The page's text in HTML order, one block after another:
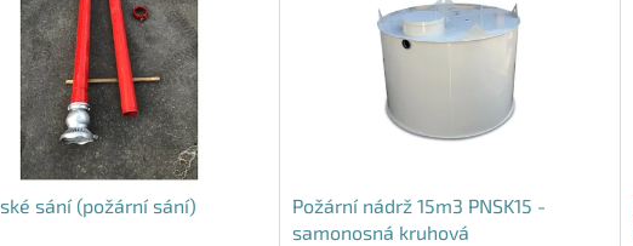
sání (požární sání)
Požární nádrž 15m3 PNSK15 -
samonosná kruhová